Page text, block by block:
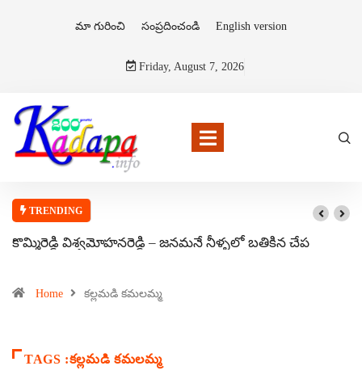
మా గురించి సంప్రదించండి English version
Friday, August 7, 2026
TRENDING
కొమ్మిరెడ్డి విశ్వమోహనరెడ్డి – జనమనే నీళ్ళలో బతికిన చేప
Home కల్లమడి కమలమ్మ
TAGS :కల్లమడి కమలమ్మ